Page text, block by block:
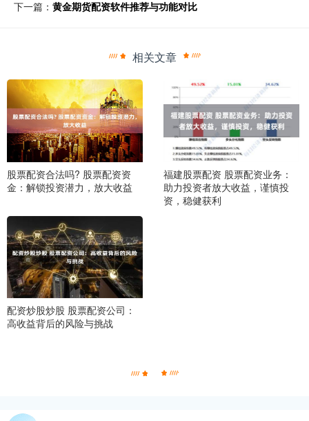
下一篇： 黄金期货配资软件推荐与功能对比
相关文章
股票配资合法吗? 股票配资资
金：解锁投资潜力，放大收益
福建股票配资 股票配资业务：
助力投资者放大收益，谨慎投
资，稳健获利
配资炒股炒股 股票配资公司：
高收益背后的风险与挑战